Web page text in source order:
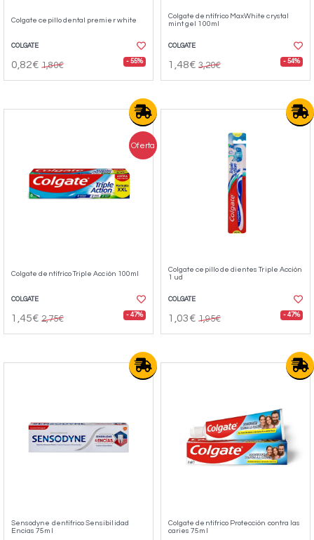
Colgate cepillo dental premier white
COLGATE
0,82€ 1,80€ - 55%
Colgate dentífrico MaxWhite crystal
mint gel 100ml
COLGATE
1,48€ 3,20€ - 54%
Oferta
Colgate dentífrico Triple Acción 100ml
COLGATE
1,45€ 2,75€ - 47%
Colgate cepillo de dientes Triple Acción
1 ud
COLGATE
1,03€ 1,95€ - 47%
Sensodyne dentífrico Sensibilidad
Encias 75ml
Colgate dentifrico Protección contra las
caries 75ml